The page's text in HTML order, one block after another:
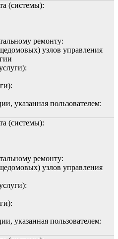
(системы):
ремонту:
узлов управления
указанная пользователем:
(системы):
ремонту:
узлов управления
указанная пользователем: